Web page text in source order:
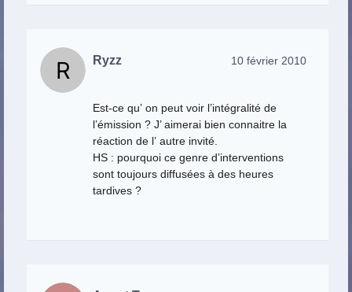
Ryzz 10 février 2010
Est-ce qu’ on peut voir l’intégralité de
l’émission ? J’ aimerai bien connaitre la
réaction de l’ autre invité.
HS : pourquoi ce genre d’interventions
sont toujours diffusées à des heures
tardives ?